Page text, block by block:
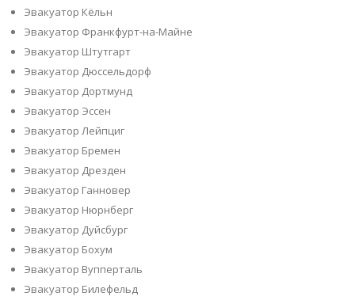
Эвакуатор Кёльн
Эвакуатор Франкфурт-на-Майне
Эвакуатор Штутгарт
Эвакуатор Дюссельдорф
Эвакуатор Дортмунд
Эвакуатор Эссен
Эвакуатор Лейпциг
Эвакуатор Бремен
Эвакуатор Дрезден
Эвакуатор Ганновер
Эвакуатор Нюрнберг
Эвакуатор Дуйсбург
Эвакуатор Бохум
Эвакуатор Вупперталь
Эвакуатор Билефельд